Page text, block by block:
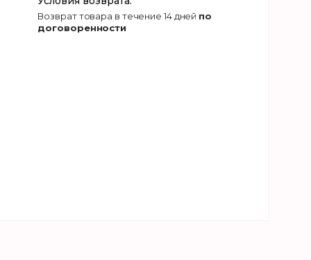
возврат товара в течение 14 дней по
договоренности